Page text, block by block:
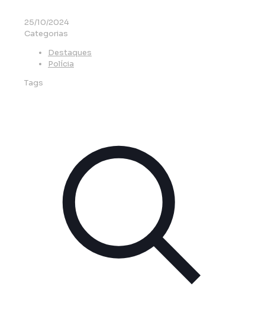
25/10/2024
Categorias
Destaques
Polícia
Tags